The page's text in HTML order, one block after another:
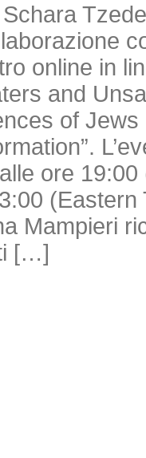
online in
and
of Jews
ore
(Eastern
Mampieri
[…]